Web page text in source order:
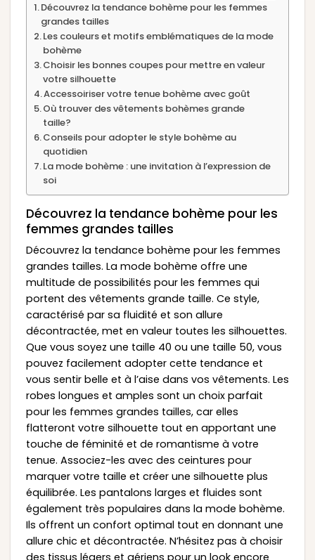
Découvrez la tendance bohème pour les femmes
grandes tailles
Les couleurs et motifs emblématiques de la mode
bohème
Choisir les bonnes coupes pour mettre en valeur
votre silhouette
Accessoiriser votre tenue bohème avec goût
Où trouver des vêtements bohèmes grande
taille?
Conseils pour adopter le style bohème au
quotidien
La mode bohème : une invitation à l’expression de
soi
Découvrez la tendance bohème pour les
femmes grandes tailles
Découvrez la tendance bohème pour les femmes
grandes tailles. La mode bohème offre une
multitude de possibilités pour les femmes qui
portent des vêtements grande taille. Ce style,
caractérisé par sa fluidité et son allure
décontractée, met en valeur toutes les silhouettes.
Que vous soyez une taille 40 ou une taille 50, vous
pouvez facilement adopter cette tendance et
vous sentir belle et à l’aise dans vos vêtements. Les
robes longues et amples sont un choix parfait
pour les femmes grandes tailles, car elles
flatteront votre silhouette tout en apportant une
touche de féminité et de romantisme à votre
tenue. Associez-les avec des ceintures pour
marquer votre taille et créer une silhouette plus
équilibrée. Les pantalons larges et fluides sont
également très populaires dans la mode bohème.
Ils offrent un confort optimal tout en donnant une
allure chic et décontractée. N’hésitez pas à choisir